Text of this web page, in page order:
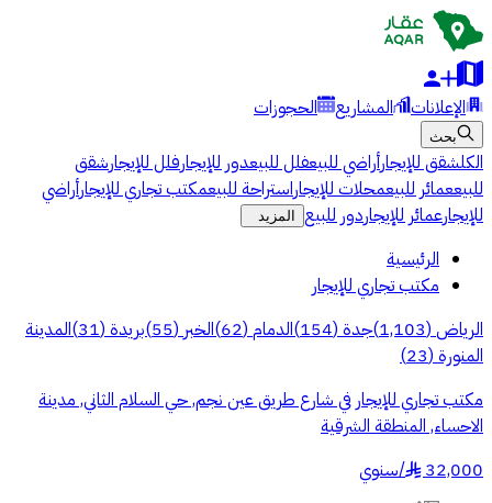
الإعلانات المشاريع الحجوزات
بحث
الكلشقق للإيجارأراضي للبيعفلل للبيعدور للإيجارفلل للإيجارشقق
للبيععمائر للبيعمحلات للإيجاراستراحة للبيعمكتب تجاري للإيجارأراضي
للإيجارعمائر للإيجاردور للبيع المزيد
الرئيسية
مكتب تجاري للإيجار
الرياض(
1,103
)جدة(
154
)الدمام(
62
)الخبر (
55
)بريدة(
31
)المدينة
المنورة(
23
)
مكتب تجاري للإيجار في شارع طريق عين نجم, حي السلام الثاني, مدينة
الاحساء, المنطقة الشرقية
32,000
§
/سنوي